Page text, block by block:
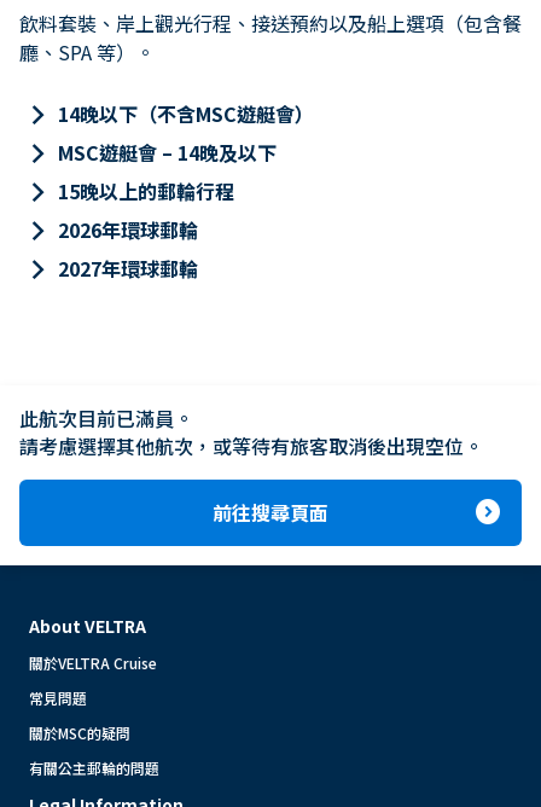
飲料套裝、岸上觀光行程、接送預約以及船上選項（包含餐
廳、SPA 等）。
keyboard_arrow_right 14晚以下（不含MSC遊艇會）
keyboard_arrow_right MSC遊艇會 – 14晚及以下
keyboard_arrow_right 15晚以上的郵輪行程
keyboard_arrow_right 2026年環球郵輪
keyboard_arrow_right 2027年環球郵輪
此航次目前已滿員。
請考慮選擇其他航次，或等待有旅客取消後出現空位。
前往搜尋頁面 expand_circle_right
About VELTRA
關於VELTRA Cruise
常見問題
關於MSC的疑問
有關公主郵輪的問題